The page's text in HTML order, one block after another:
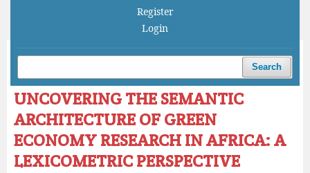
Register
Login
Search
Home / Archives / Vol. 10 No. 2 (2026) / Articles
UNCOVERING THE SEMANTIC
ARCHITECTURE OF GREEN
ECONOMY RESEARCH IN AFRICA: A
LEXICOMETRIC PERSPECTIVE